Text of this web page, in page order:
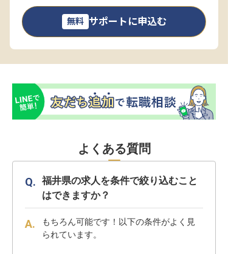
無料 サポートに申込む
よくある質問
福井県の求人を条件で絞り込むこと
はできますか？
もちろん可能です！以下の条件がよく見
られています。